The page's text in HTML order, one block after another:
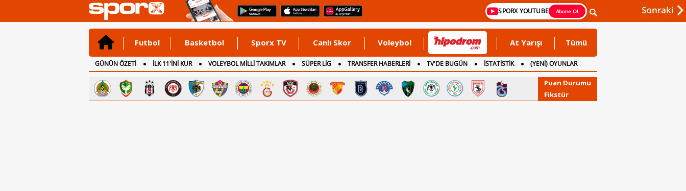
SPORX YOUTUBE Abone Ol
Futbol Basketbol Sporx TV Canlı Skor Voleybol At Yarışı Tümü
GÜNÜN ÖZETİ İLK 11'İNİ KUR VOLEYBOL MİLLİ TAKIMLAR SÜPER LİG TRANSFER HABERLERİ TV'DE BUGÜN İSTATİSTİK
(YENİ) OYUNLAR
CANLI ANLATIM
İNGİLTERE
Puan Durumu
Fikstür